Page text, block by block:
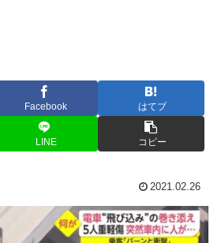
Facebook はてブ
LINE コピー
2021.02.26